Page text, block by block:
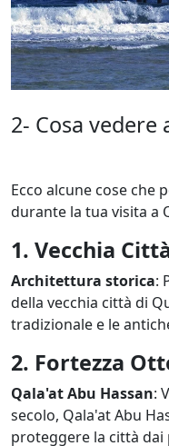
2- Cosa vedere
Ecco alcune cose che
durante la tua visita a
1. Vecchia
Architettura storica:
della vecchia città di
tradizionale e le
2. Fortezza
Qala'at Abu Hassan:
secolo, Qala'at Abu
proteggere la città dai